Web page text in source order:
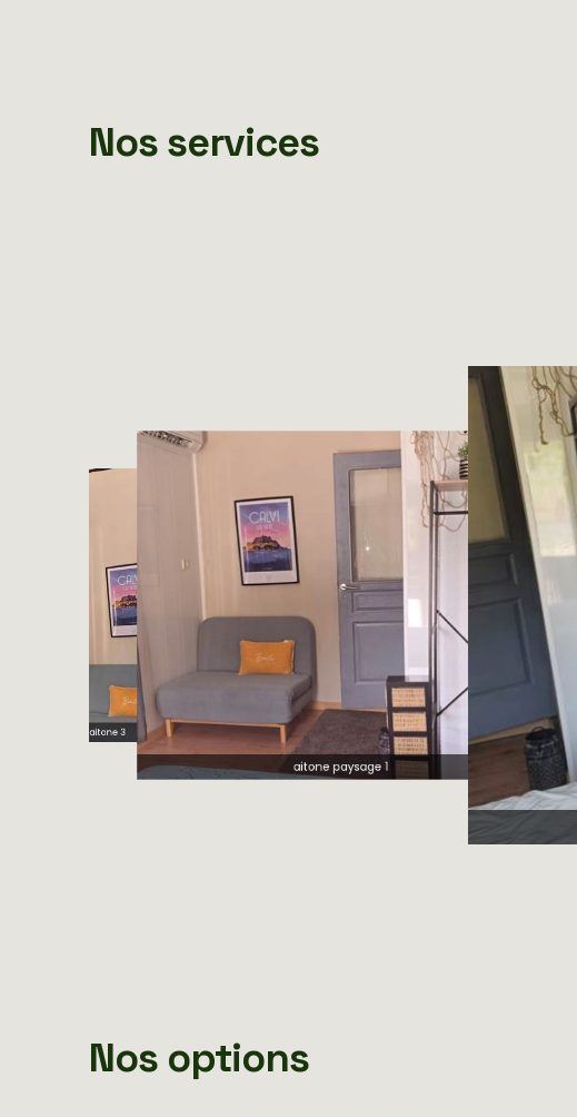
Nos services
aitone 3
aitone paysage 1
Nos options